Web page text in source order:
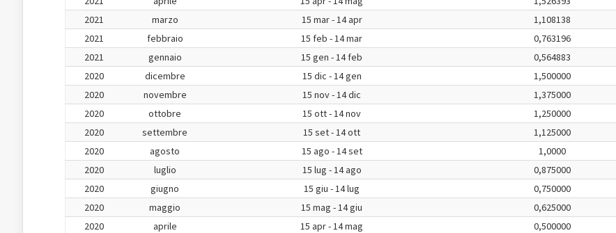
2021
marzo 15 mar - 14 apr
1,108138
2021
febbraio 15 feb - 14 mar
0,763196
2021
gennaio 15 gen - 14 feb
0,564883
2020
dicembre 15 dic - 14 gen
1,500000
2020
novembre 15 nov - 14 dic
1,375000
2020
ottobre 15 ott - 14 nov
1,250000
2020
settembre 15 set - 14 ott
1,125000
2020
agosto 15 ago - 14 set
1,0000
2020
luglio 15 lug - 14 ago
0,875000
2020
giugno 15 giu - 14 lug
0,750000
2020
maggio 15 mag - 14 giu
0,625000
2020
aprile 15 apr - 14 mag
0,500000